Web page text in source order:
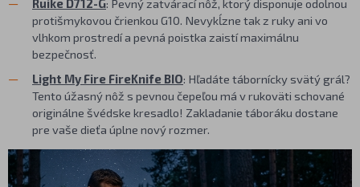
Ruike D712-G: Pevný zatvárací nôž, ktorý disponuje odolnou
protišmykovou črienkou G10. Nevykĺzne tak z ruky ani vo
vlhkom prostredí a pevná poistka zaistí maximálnu
bezpečnosť.
Light My Fire FireKnife BIO: Hľadáte tábornícky svätý grál?
Tento úžasný nôž s pevnou čepeľou má v rukoväti schované
originálne švédske kresadlo! Zakladanie táboráku dostane
pre vaše dieťa úplne nový rozmer.